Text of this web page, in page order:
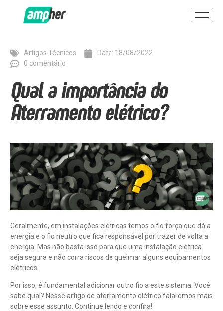
Artigos Técnicos Data: 18/08/2022
0 comentário
Qual a importância do
Aterramento elétrico?
Geralmente, em instalações elétricas temos o fio força que dá a
energia e o fio neutro que fica responsável por trazer de volta a
energia. Mas não basta isso para que uma instalação elétrica
seja segura e não corra riscos de queimar alguns equipamentos
elétricos.
Por isso, é fundamental adicionar outro fio a este sistema. Você
sabe qual? Nesse artigo de aterramento elétrico falaremos mais
sobre esse assunto. Continue lendo e confira!